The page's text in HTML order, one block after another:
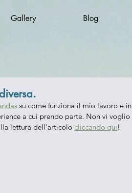
Gallery Blog
su come funziona il mio lavoro e in
a cui prendo parte. Non vi voglio
lettura dell'articolo cliccando qui!